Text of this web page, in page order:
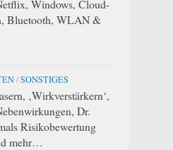
Windows, Cloud-
Bluetooth, WLAN &
/SONSTIGES
‚Wirkverstärkern‘,
Dr.
Risikobewertung
mehr…